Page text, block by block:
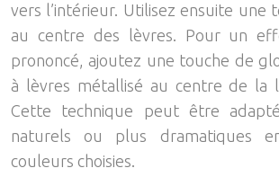
vers l’intérieur. Utilisez ensuite une
au centre des lèvres. Pour un
prononcé, ajoutez une touche de
à lèvres métallisé au centre de la
Cette technique peut être
naturels ou plus dramatiques
couleurs choisies.